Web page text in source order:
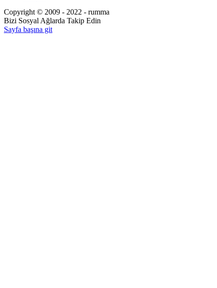
Copyright © 2009 - 2022 - rumma
Bizi Sosyal Ağlarda Takip Edin
Sayfa başına git